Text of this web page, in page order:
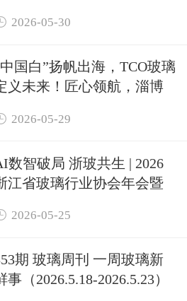
2026-05-30
国白”扬帆出海，TCO玻璃
义未来！匠心领航，淄博
2026-05-29
数智破局 浙玻共生 | 2026
江省玻璃行业协会年会暨
2026-05-25
期 玻璃周刊 一周玻璃新
事（2026.5.18-2026.5.23）